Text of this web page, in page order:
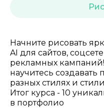
Начните рисовать
AI для сайтов,
рекламных
научитесь создавать
разных стилях и
Итог курса - 10
в портфолио
Программа
Уровень